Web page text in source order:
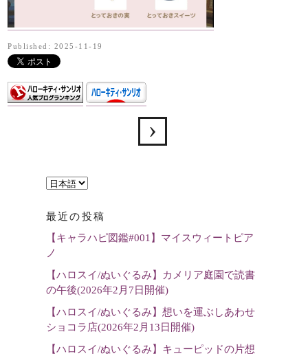
Published: 2025-11-19
言
を
選
最近の投稿
【キャラハピ図鑑#001】マイスウィートピア
ノ
【ハロスイ/ぬいぐるみ】カメリア庭園で読書
の午後(2026年2月7日開催)
【ハロスイ/ぬいぐるみ】想いを運ぶしあわせ
ショコラ店(2026年2月13日開催)
【ハロスイ/ぬいぐるみ】キューピッドの片想